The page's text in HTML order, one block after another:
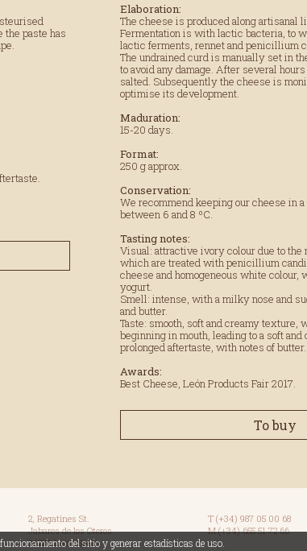
the paste has
Elaboration:
The cheese is produced along artisanal
Fermentation is with lactic bacteria, to
lactic ferments, rennet and penicillium
The undrained curd is manually set in
to avoid any damage. After several
salted. Subsequently the cheese is
optimise its development.
Maduration:
15-20 days.
Format:
250 g approx.
Conservation:
We recommend keeping our cheese in a
between 6 and 8 ºC.
Tasting notes:
Visual: attractive ivory colour due to the
which are treated with penicillium
cheese and homogeneous white colour,
yogurt.
Smell: intense, with a milky nose and
and butter.
Taste: smooth, soft and creamy texture,
beginning in mouth, leading to a soft and
prolonged aftertaste, with notes of butter.
Awards:
Best Cheese, León Products Fair 2017.
To buy
2, Regatines St.
Jabares de los Oteros.
24224 León. Spain.
T (+34) 987 05 00 68
M (+34) 655 51 72 66
del sitio y generar estadísticas de uso.